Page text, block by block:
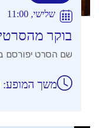
שלישי, 11:00
בוקר
שם הסרט יפורסם
משך המופע: 80 ד׳